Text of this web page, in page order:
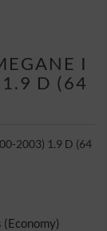
I
D (64
2003) 1.9 D (64